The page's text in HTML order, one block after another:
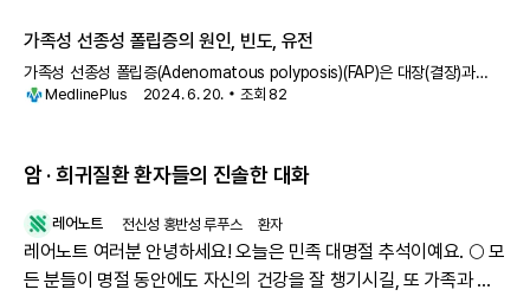
가족성 선종성 폴립증의 원인, 빈도, 유전
가족성 선종성 폴립증(Adenomatous polyposis)(FAP)은 대장(결장)과
직장의 암을 특징으로 하는 유전 질환입니
MedlinePlus 2024. 6. 20. 조회82
암 · 희귀질환 환자들의 진솔한 대화
레어노트 전신성 홍반성 루푸스 환자
레어노트 여러분 안녕하세요! 오늘은 민족 대명절 추석이예요. 🌕 모
든 분들이 명절 동안에도 자신의 건강을 잘 챙기시길, 또 가족과 함